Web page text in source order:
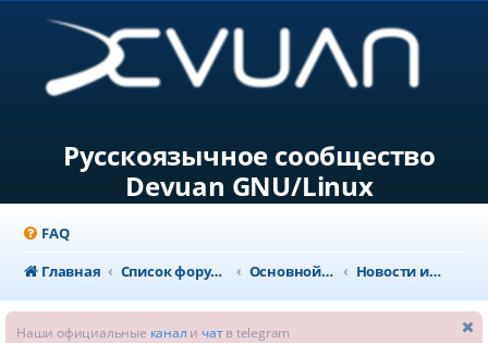
Русскоязычное сообщество
Devuan GNU/Linux
FAQ
Главная
Список форумов Основной раздел Новости и объявления
Наши официальные канал и чатв telegram